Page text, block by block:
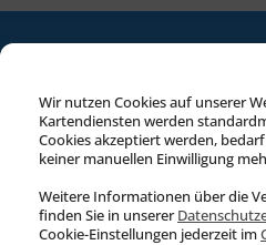
Wir nutzen Cookies auf unserer
Kartendiensten werden
Cookies akzeptiert werden,
keiner manuellen Einwilligung
Weitere Informationen über die
finden Sie in unserer
Cookie-Einstellungen jederzeit im
Stipendien:
Informationen und